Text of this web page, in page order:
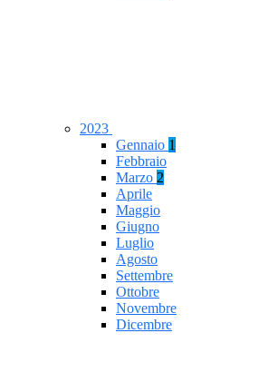
2023
Gennaio 1
Febbraio
Marzo 2
Aprile
Maggio
Giugno
Luglio
Agosto
Settembre
Ottobre
Novembre
Dicembre